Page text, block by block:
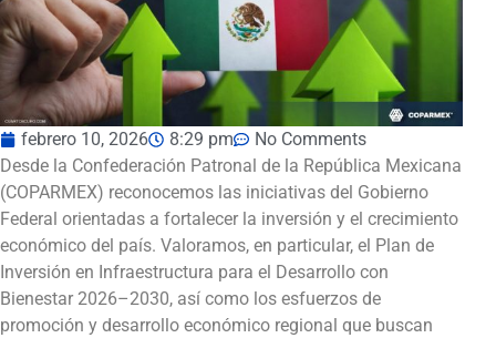
febrero 10, 2026 8:29 pm
No Comments
Desde la Confederación Patronal de la República Mexicana
(COPARMEX) reconocemos las iniciativas del Gobierno
Federal orientadas a fortalecer la inversión y el crecimiento
económico del país. Valoramos, en particular, el Plan de
Inversión en Infraestructura para el Desarrollo con
Bienestar 2026–2030, así como los esfuerzos de
promoción y desarrollo económico regional que buscan